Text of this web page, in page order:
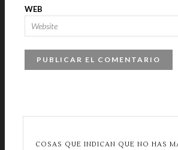
WEB
COSAS QUE INDICAN QUE NO HAS